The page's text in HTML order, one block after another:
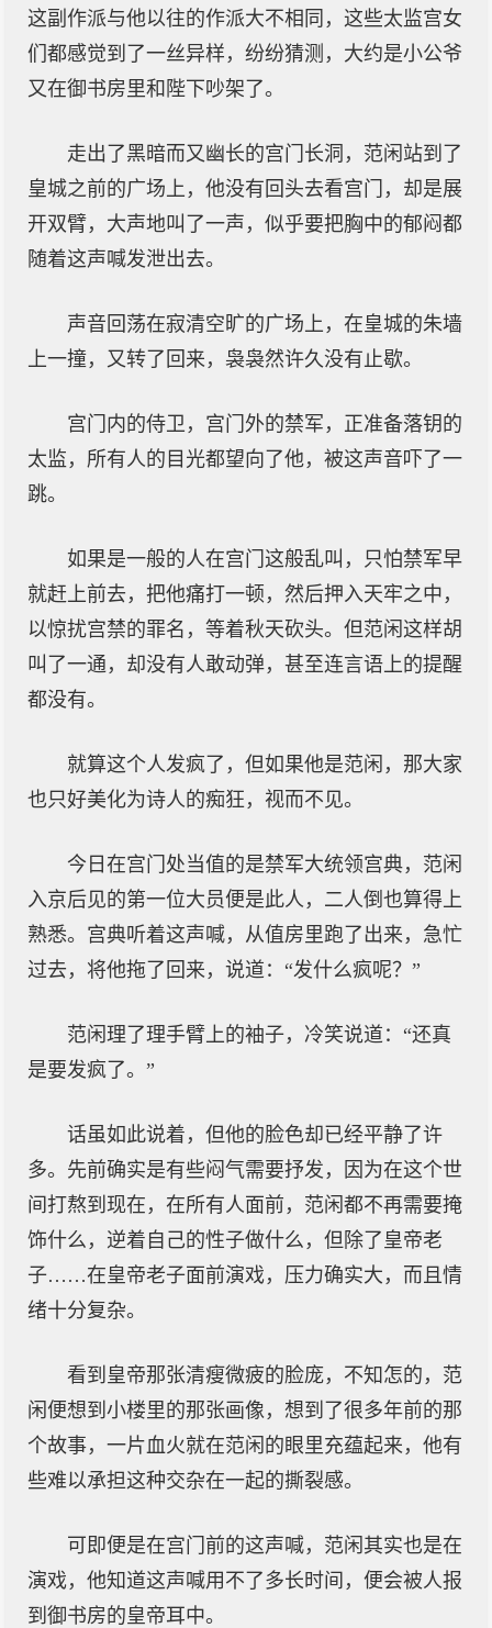
这副作派与他以往的作派大不相同，这些太监宫女
们都感觉到了一丝异样，纷纷猜测，大约是小公爷
又在御书房里和陛下吵架了。
走出了黑暗而又幽长的宫门长洞，范闲站到了
皇城之前的广场上，他没有回头去看宫门，却是展
开双臂，大声地叫了一声，似乎要把胸中的郁闷都
随着这声喊发泄出去。
声音回荡在寂清空旷的广场上，在皇城的朱墙
上一撞，又转了回来，袅袅然许久没有止歇。
宫门内的侍卫，宫门外的禁军，正准备落钥的
太监，所有人的目光都望向了他，被这声音吓了一
跳。
如果是一般的人在宫门这般乱叫，只怕禁军早
就赶上前去，把他痛打一顿，然后押入天牢之中，
以惊扰宫禁的罪名，等着秋天砍头。但范闲这样胡
叫了一通，却没有人敢动弹，甚至连言语上的提醒
都没有。
就算这个人发疯了，但如果他是范闲，那大家
也只好美化为诗人的痴狂，视而不见。
今日在宫门处当值的是禁军大统领宫典，范闲
入京后见的第一位大员便是此人，二人倒也算得上
熟悉。宫典听着这声喊，从值房里跑了出来，急忙
过去，将他拖了回来，说道：“发什么疯呢？”
范闲理了理手臂上的袖子，冷笑说道：“还真
是要发疯了。”
话虽如此说着，但他的脸色却已经平静了许
多。先前确实是有些闷气需要抒发，因为在这个世
间打熬到现在，在所有人面前，范闲都不再需要掩
饰什么，逆着自己的性子做什么，但除了皇帝老
子……在皇帝老子面前演戏，压力确实大，而且情
绪十分复杂。
看到皇帝那张清瘦微疲的脸庞，不知怎的，范
闲便想到小楼里的那张画像，想到了很多年前的那
个故事，一片血火就在范闲的眼里充蕴起来，他有
些难以承担这种交杂在一起的撕裂感。
可即便是在宫门前的这声喊，范闲其实也是在
演戏，他知道这声喊用不了多长时间，便会被人报
到御书房的皇帝耳中。